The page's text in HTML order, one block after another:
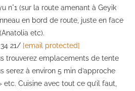
n°1 (sur la route amenant à Geyik
en bord de route, juste en face
etc).
21/ [email protected]
trouverez emplacements de tente
serez à environ 5 min d’approche
Cuisine avec tout ce qu’il faut,